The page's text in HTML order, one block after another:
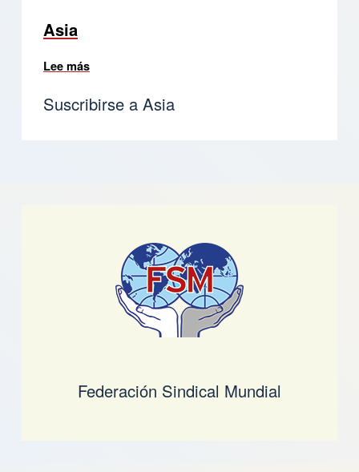
Asia
Lee más
Suscribirse a Asia
Federación Sindical Mundial